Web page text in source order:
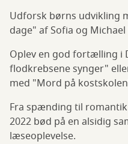
Udforsk børns udvikling
dage" af Sofia og
Oplev en god fortælling i
flodkrebsene synger"
med "Mord på
Fra spænding til
2022 bød på en alsidig
læseoplevelse.